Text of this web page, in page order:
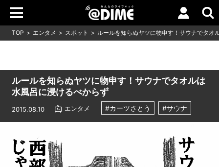
TOP エンタメ スポット ルールを知らぬヤツに物申す！サウナでタオ
ルールを知らぬヤツに物申す！サウナでタオルは
水風呂に浸けるべからず
2015.08.10 エンタメ #カーツさとう #サウナ